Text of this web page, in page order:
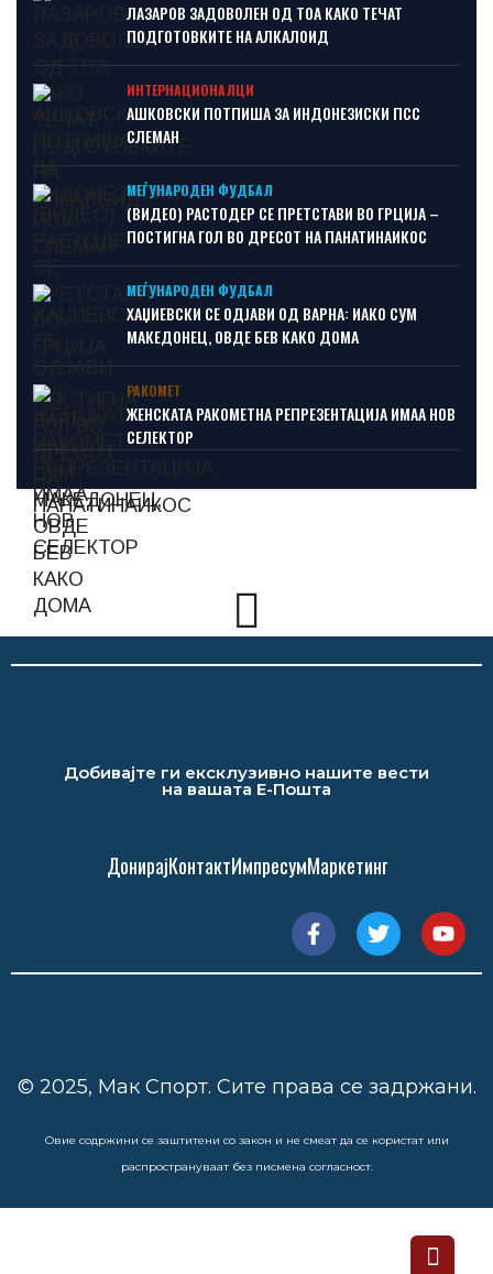
ЛАЗАРОВ ЗАДОВОЛЕН ОД ТОА КАКО ТЕЧАТ
ПОДГОТОВКИТЕ НА АЛКАЛОИД
ИНТЕРНАЦИОНАЛЦИ
АШКОВСКИ ПОТПИША ЗА ИНДОНЕЗИСКИ ПСС
СЛЕМАН
МЕЃУНАРОДЕН ФУДБАЛ
(ВИДЕО) РАСТОДЕР СЕ ПРЕТСТАВИ ВО ГРЦИЈА –
ПОСТИГНА ГОЛ ВО ДРЕСОТ НА ПАНАТИНАИКОС
МЕЃУНАРОДЕН ФУДБАЛ
ХАЏИЕВСКИ СЕ ОДЈАВИ ОД ВАРНА: ИАКО СУМ
МАКЕДОНЕЦ, ОВДЕ БЕВ КАКО ДОМА
РАКОМЕТ
ЖЕНСКАТА РАКОМЕТНА РЕПРЕЗЕНТАЦИЈА ИМАА НОВ
СЕЛЕКТОР
Добивајте ги ексклузивно нашите вести
на вашата Е-Пошта
ДонирајКонтактИмпресумМаркетинг
© 2025, Мак Спорт. Сите права се задржани.
Овие содржини се заштитени со закон и не смеат да се користат или
распространуваат без писмена согласност.